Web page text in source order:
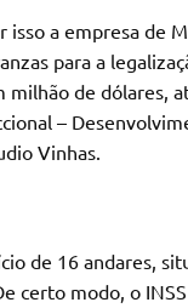
a empresa de
para a
de dólares,
–
Vinhas.
de 16 andares,
certo modo, o